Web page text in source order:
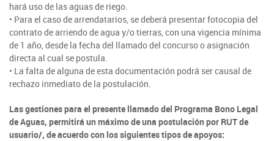
hará uso de las aguas de riego.
• Para el caso de arrendatarios, se deberá presentar fotocopia del
contrato de arriendo de agua y/o tierras, con una vigencia mínima
de 1 año, desde la fecha del llamado del concurso o asignación
directa al cual se postula.
• La falta de alguna de esta documentación podrá ser causal de
rechazo inmediato de la postulación.
Las gestiones para el presente llamado del Programa Bono Legal
de Aguas, permitirá un máximo de una postulación por RUT de
usuario/, de acuerdo con los siguientes tipos de apoyos: